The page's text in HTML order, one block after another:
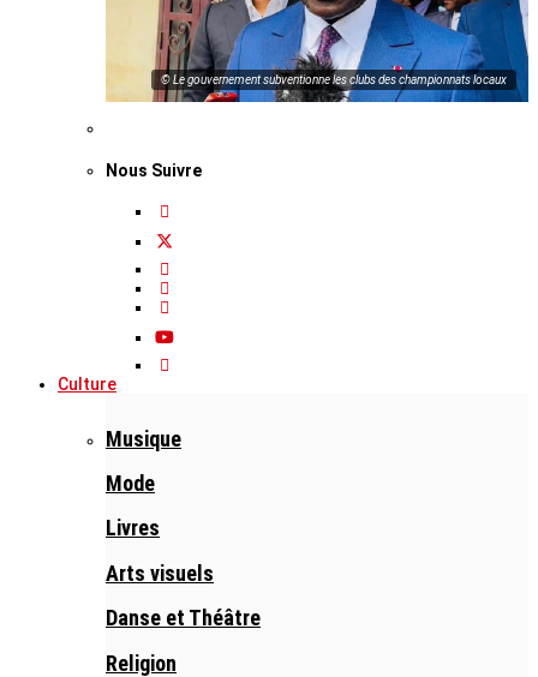
© Le gouvernement subventionne les clubs des championnats locaux
Nous Suivre
Culture
Musique
Mode
Livres
Arts visuels
Danse et Théâtre
Religion